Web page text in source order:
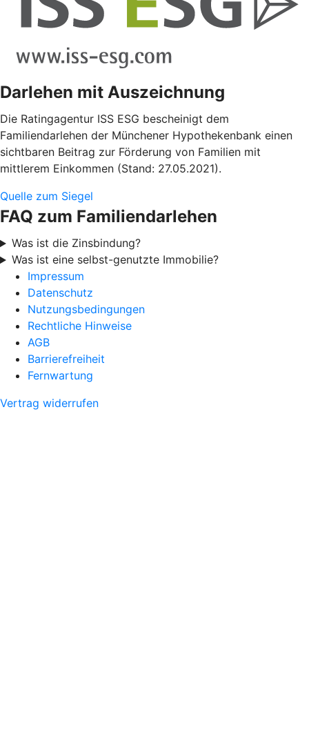
Darlehen mit Auszeichnung
Die Ratingagentur ISS ESG bescheinigt dem
Familiendarlehen der Münchener Hypothekenbank einen
sichtbaren Beitrag zur Förderung von Familien mit
mittlerem Einkommen (Stand: 27.05.2021).
Quelle zum Siegel
FAQ zum Familiendarlehen
Was ist die Zinsbindung?
Was ist eine selbst-genutzte Immobilie?
Impressum
Datenschutz
Nutzungsbedingungen
Rechtliche Hinweise
AGB
Barrierefreiheit
Fernwartung
Vertrag widerrufen